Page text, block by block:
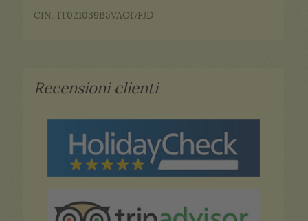
CIN: IT021039B5VAOI7FJD
Recensioni clienti